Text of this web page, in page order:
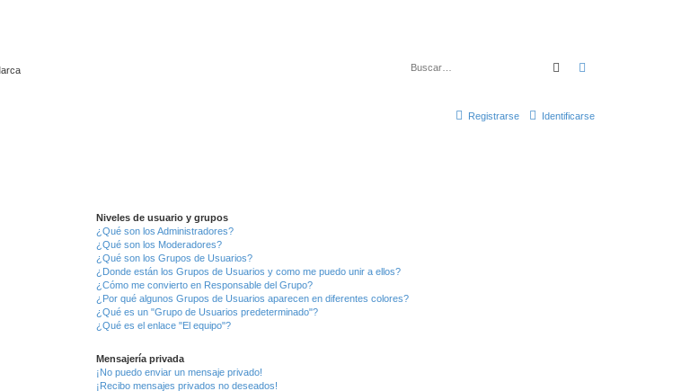
Buscar
Identificarse
Registrarse
Niveles de usuario y grupos
¿Qué son los Administradores?
¿Qué son los Moderadores?
¿Qué son los Grupos de Usuarios?
¿Donde están los Grupos de Usuarios y como me puedo unir a ellos?
¿Cómo me convierto en Responsable del Grupo?
¿Por qué algunos Grupos de Usuarios aparecen en diferentes colores?
¿Qué es un "Grupo de Usuarios predeterminado"?
¿Qué es el enlace "El equipo"?
Mensajería privada
¡No puedo enviar un mensaje privado!
¡Recibo mensajes privados no deseados!